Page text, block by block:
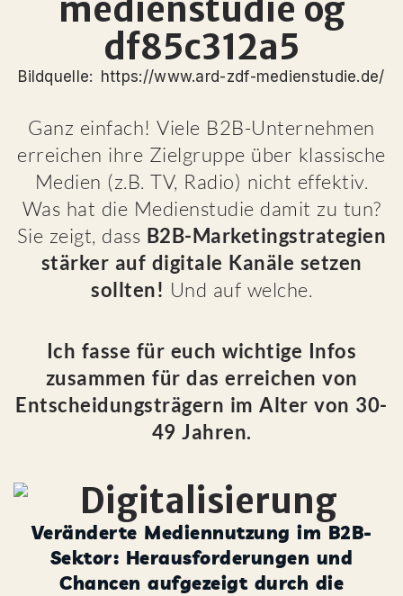
Bildquelle: https://www.ard-zdf-medienstudie.de/
Ganz einfach! Viele B2B-Unternehmen
erreichen ihre Zielgruppe über klassische
Medien (z.B. TV, Radio) nicht effektiv.
Was hat die Medienstudie damit zu tun?
Sie zeigt, dass B2B-Marketingstrategien
stärker auf digitale Kanäle setzen
sollten! Und auf welche.
Ich fasse für euch wichtige Infos
zusammen für das erreichen von
Entscheidungsträgern im Alter von 30-
49 Jahren.
Veränderte Mediennutzung im B2B-
Sektor: Herausforderungen und
Chancen aufgezeigt durch die